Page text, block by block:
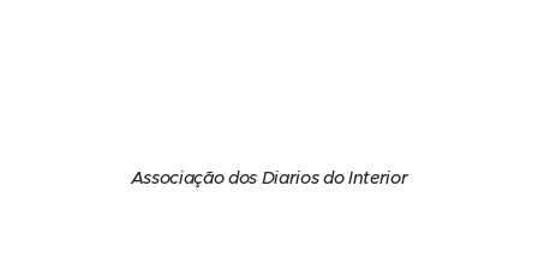
Associação dos Diarios do Interior